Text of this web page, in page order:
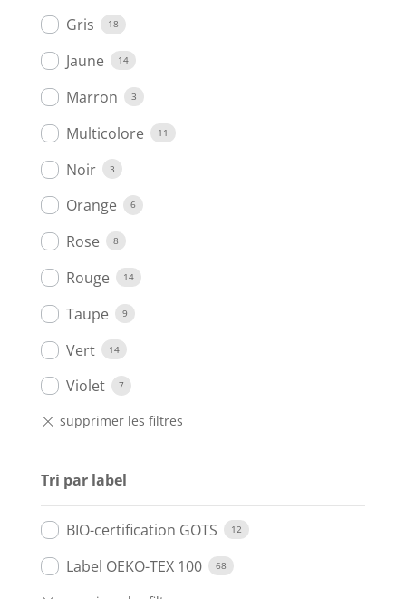
Gris 18
Jaune 14
Marron 3
Multicolore 11
Noir 3
Orange 6
Rose 8
Rouge 14
Taupe 9
Vert 14
Violet 7
Tri par label
BIO-certification GOTS 12
Label OEKO-TEX 100 68